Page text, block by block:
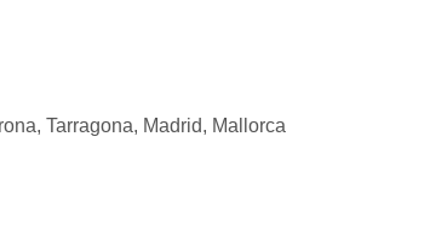
Tarragona, Madrid, Mallorca